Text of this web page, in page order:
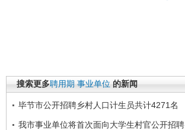
搜索更多聘用期 事业单位 的新闻
毕节市公开招聘乡村人口计生员共计4271名
我市事业单位将首次面向大学生村官公开招聘